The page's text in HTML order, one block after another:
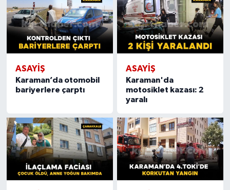
ASAYIŞ
Karaman’da otomobil
bariyerlere çarptı
ASAYIŞ
Karaman'da
motosiklet kazası: 2
yaralı